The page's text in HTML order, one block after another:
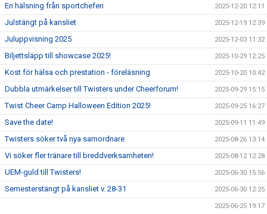
En hälsning från sportchefen 2025-12-20 12:11
Julstängt på kansliet 2025-12-19 12:39
Juluppvisning 2025 2025-12-03 11:32
Biljettsläpp till showcase 2025! 2025-10-29 12:25
Kost för hälsa och prestation - föreläsning 2025-10-20 10:42
Dubbla utmärkelser till Twisters under Cheerforum! 2025-09-29 15:15
Twist Cheer Camp Halloween Edition 2025! 2025-09-25 16:27
Save the date! 2025-09-11 11:49
Twisters söker två nya samordnare 2025-08-26 13:14
Vi söker fler tränare till breddverksamheten! 2025-08-12 12:28
UEM-guld till Twisters! 2025-06-30 15:56
Semesterstängt på kansliet v. 28-31 2025-06-30 12:25
2025-06-25 19:17